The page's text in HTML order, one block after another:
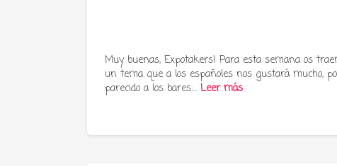
Muy buenas, Expotakers! Para esta semana os
un tema que a los españoles nos gustará mucho,
parecido a los bares:…Leer más